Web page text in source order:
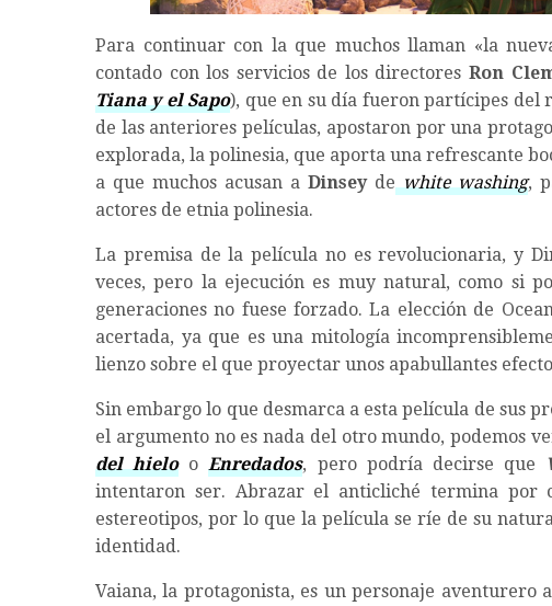
Para continuar con la que muchos llaman «la
contado con los servicios de los directores Ron
Tiana y el Sapo), que en su día fueron partícipes del
de las anteriores películas, apostaron por una
explorada, la polinesia, que aporta una refrescante
a que muchos acusan a Dinseyde white washing,
actores de etnia polinesia.
La premisa de la película no es revolucionaria, y
veces, pero la ejecución es muy natural, como si
generaciones no fuese forzado. La elección de
acertada, ya que es una mitología
lienzo sobre el que proyectar unos apabullantes
Sin embargo lo que desmarca a esta película de sus
el argumento no es nada del otro mundo, podemos
del hieloo Enredados, pero podría decirse que
intentaron ser. Abrazar el anticliché termina por
estereotipos, por lo que la película se ríe de su
identidad.
Vaiana, la protagonista, es un personaje aventurero